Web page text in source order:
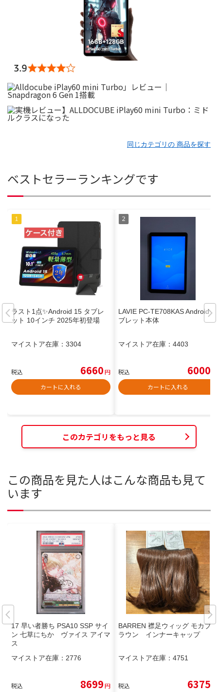
同じカテゴリの 商品を探す
ベストセラーランキングです
ラスト1点✨Android 15 タブレ
ット 10インチ 2025年初登場
マイストア在庫： 3304
税込 6660円
カートに入れる
LAVIE PC-TE708KAS Androidタ
ブレット本体
マイストア在庫： 4403
税込 6000
カートに入れる
このカテゴリをもっと見る
この商品を見た人はこんな商品も見て
います
17 早い者勝ち PSA10 SSP サイ
ン 七草にちか ヴァイス アイマ
ス
マイストア在庫： 2776
税込 8699円
BARREN 襟足ウィッグ モカブ
ラウン インナーキャップ
マイストア在庫： 4751
税込 6375